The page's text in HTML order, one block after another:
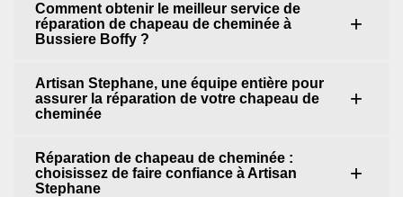
Comment obtenir le meilleur service de
réparation de chapeau de cheminée à
Bussiere Boffy ?
Artisan Stephane, une équipe entière pour
assurer la réparation de votre chapeau de
cheminée
Réparation de chapeau de cheminée :
choisissez de faire confiance à Artisan
Stephane